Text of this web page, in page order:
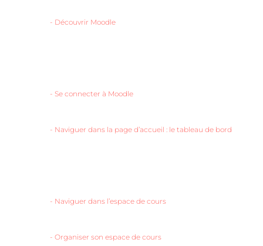
- Découvrir Moodle
- Se connecter à Moodle
- Naviguer dans la page d’accueil : le tableau de bord
- Naviguer dans l’espace de cours
- Organiser son espace de cours